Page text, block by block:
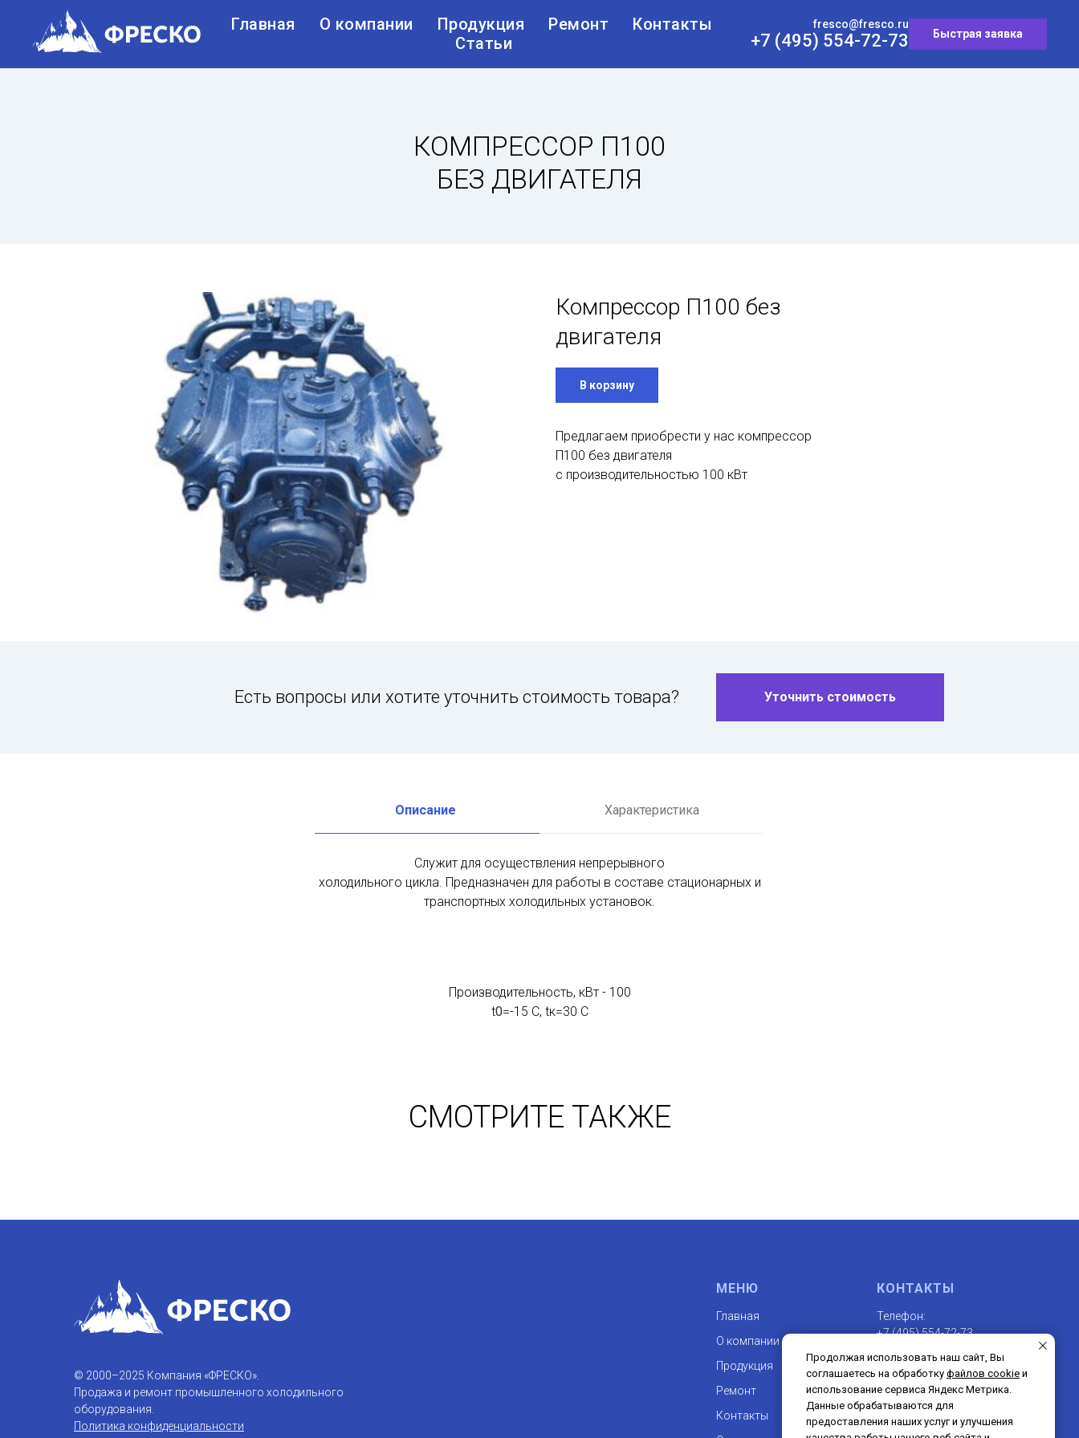
Главная О компании Продукция Ремонт
Контакты
Статьи
fresco@fresco.ru
+7 (495) 554-72-73 Быстрая заявка
Продолжая использовать наш сайт, Вы
соглашаетесь на обработку файлов cookie и
использование сервиса Яндекс Метрика.
Данные обрабатываются для
предоставления наших услуг и улучшения
КОМПРЕССОР П100
БЕЗ ДВИГАТЕЛЯ
Компрессор П100 без
двигателя
В корзину
Предлагаем приобрести у нас компрессор
П100 без двигателя
с производительностью 100 кВт
Есть вопросы или хотите уточнить стоимость товара? Уточнить стоимость
Описание Характеристика
Cлужит для осуществления непрерывного
холодильного цикла. Предназначен для работы в составе стационарных и
транспортных холодильных установок.
Производительность, кВт - 100
t0=-15 C, tк=30 C
СМОТРИТЕ ТАКЖЕ
© 2000–2025 Компания «ФРЕСКО».
Продажа и ремонт промышленного холодильного
оборудования.
Политика конфиденциальности
МЕНЮ
Главная
О компании
Продукция
Ремонт
Контакты
КОНТАКТЫ
Телефон:
+7 (495) 554-72-73
Email:
fresco@fresco.ru